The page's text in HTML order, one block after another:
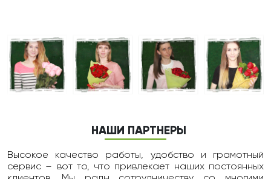
НАШИ ПАРТНЕРЫ
Высокое качество работы, удобство и грамотный
сервис – вот то, что привлекает наших постоянных